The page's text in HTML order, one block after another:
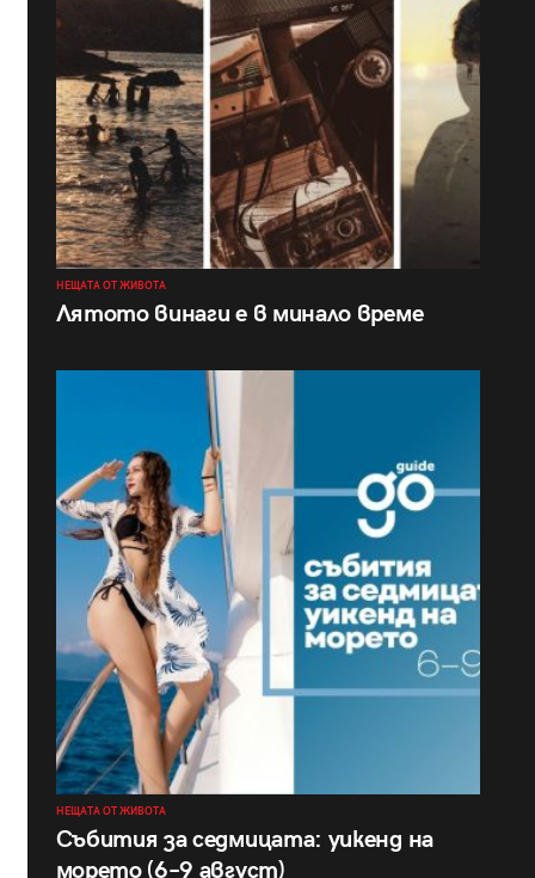
НЕЩАТА ОТ ЖИВОТА
Лятото винаги е в минало време
НЕЩАТА ОТ ЖИВОТА
Събития за седмицата: уикенд на
морето (6–9 август)